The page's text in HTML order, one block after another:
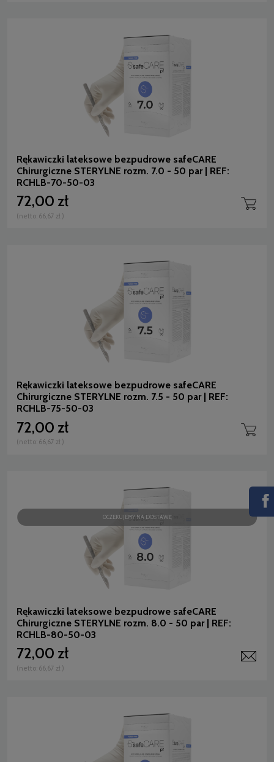
Rękawiczki lateksowe bezpudrowe safeCARE
Chirurgiczne STERYLNE rozm. 7.0 - 50 par | REF:
RCHLB-70-50-03
72,00 zł
(netto: 66,67 zł )
Rękawiczki lateksowe bezpudrowe safeCARE
Chirurgiczne STERYLNE rozm. 7.5 - 50 par | REF:
RCHLB-75-50-03
72,00 zł
(netto: 66,67 zł )
Rękawiczki lateksowe bezpudrowe safeCARE
Chirurgiczne STERYLNE rozm. 8.0 - 50 par | REF:
RCHLB-80-50-03
72,00 zł
(netto: 66,67 zł )
OCZEKUJEMY NA DOSTAWĘ